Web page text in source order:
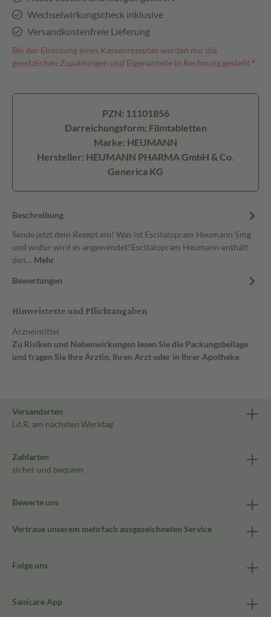
Wechselwirkungscheck inklusive
Versandkostenfreie Lieferung
Bei der Einlösung eines Kassenrezeptes werden nur die
gesetzlichen Zuzahlungen und Eigenanteile in Rechnung gestellt.⁴
PZN: 11101856
Darreichungsform: Filmtabletten
Marke: HEUMANN
Hersteller: HEUMANN PHARMA GmbH & Co.
Generica KG
Beschreibung
Sende jetzt dein Rezept ein! Was ist Escitalopram Heumann 5mg
und wofür wird es angewendet?Escitalopram Heumann enthält
den… Mehr
Bewertungen
Hinweistexte und Pflichtangaben
Arzneimittel
Zu Risiken und Nebenwirkungen lesen Sie die Packungsbeilage
und fragen Sie Ihre Ärztin, Ihren Arzt oder in Ihrer Apotheke.
Versandarten
i.d.R. am nächsten Werktag
Zahlarten
sicher und bequem
Bewerte uns
Vertraue unserem mehrfach ausgezeichneten Service
Folge uns
Sanicare App